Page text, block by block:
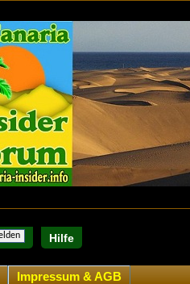
Hilfe
Impressum & AGB